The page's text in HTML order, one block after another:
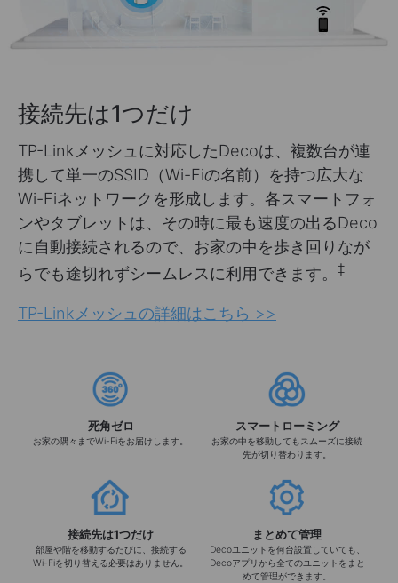
接続先は1つだけ
TP-Linkメッシュに対応したDecoは、複数台が連
携して単一のSSID（Wi-Fiの名前）を持つ広大な
Wi-Fiネットワークを形成します。各スマートフォ
ンやタブレットは、その時に最も速度の出るDeco
に自動接続されるので、お家の中を歩き回りなが
らでも途切れずシームレスに利用できます。 ‡
TP-Linkメッシュの詳細はこちら >>
死角ゼロ
お家の隅々までWi-Fiをお届けします。
スマートローミング
お家の中を移動してもスムーズに接続
先が切り替わります。
接続先は1つだけ
部屋や階を移動するたびに、接続する
Wi-Fiを切り替える必要はありません。
まとめて管理
Decoユニットを何台設置していても、
Decoアプリから全てのユニットをまと
めて管理ができます。